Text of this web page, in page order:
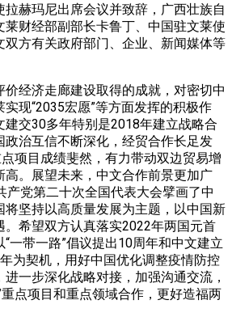
赫玛尼出席会议并致辞，广西壮族自
财经部副部长卡鲁丁、中国驻文莱使
双方有关政府部门、企业、新闻媒体等
经济走廊建设取得的成就，对密切中
现“2035宏愿”等方面发挥的积极作
建交30多年特别是2018年建立战略合
政治互信不断深化，经贸合作长足发
项目成绩斐然，有力带动双边贸易增
高。展望未来，中文合作前景更加广
产党第二十次全国代表大会擘画了中
将坚持以高质量发展为主题，以中国新
。希望双方认真落实2022年两国元首
一带一路”倡议提出10周年和中文建立
为契机，用好中国优化调整疫情防控
一步深化战略对接，加强沟通交流，
点项目和重点领域合作，更好造福两